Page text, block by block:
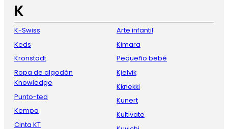
K
K-Swiss
Keds
Kronstadt
Ropa de algodón
Knowledge
Punto-ted
Kempa
Cinta KT
Arte infantil
Kimara
Pequeño bebé
Kjelvik
Kknekki
Kunert
Kultivate